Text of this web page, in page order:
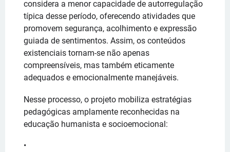
considera a menor capacidade de autorregulação
típica desse período, oferecendo atividades que
promovem segurança, acolhimento e expressão
guiada de sentimentos. Assim, os conteúdos
existenciais tornam-se não apenas
compreensíveis, mas também eticamente
adequados e emocionalmente manejáveis.
Nesse processo, o projeto mobiliza estratégias
pedagógicas amplamente reconhecidas na
educação humanista e socioemocional: